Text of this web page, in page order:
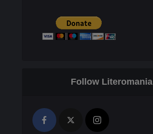
Follow Literomania